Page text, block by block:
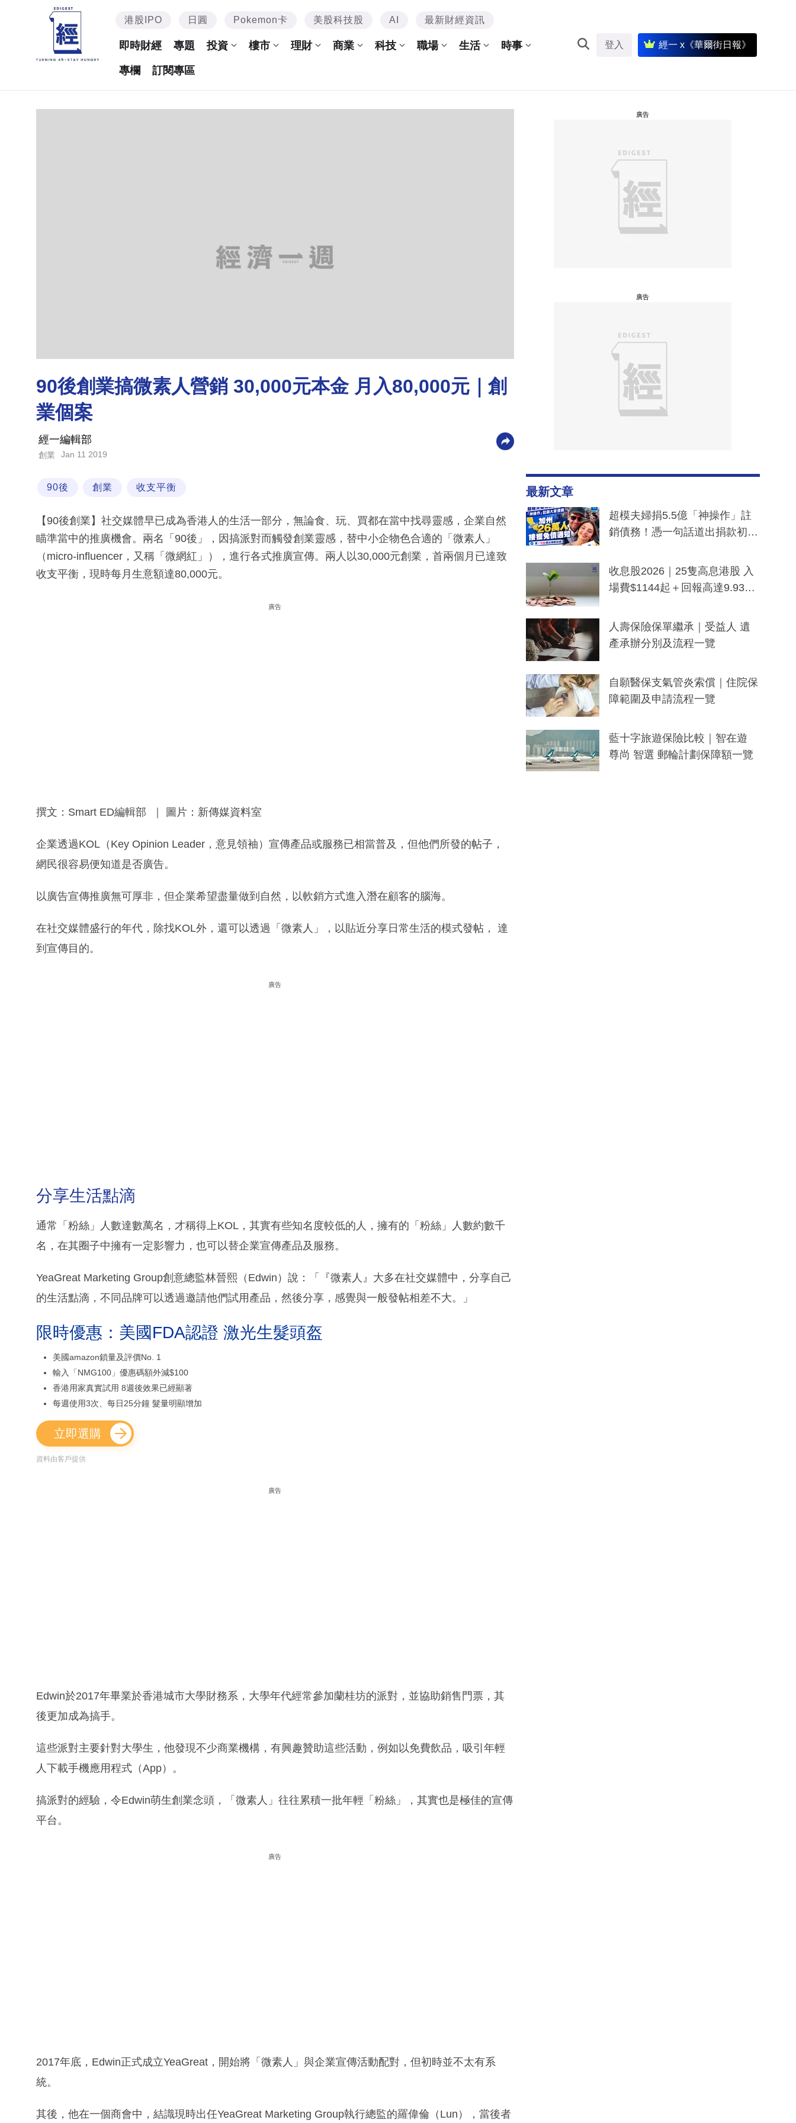
港股IPO 日圓 Pokemon卡 美股科技股 AI 最新財經資訊
即時財經 專題 投資 樓市 理財 商業 科技 職場 生活 時事
專欄 訂閱專區
登入 經一 x《華爾街日報》
90後創業搞微素人營銷 30,000元本金 月入80,000元｜創
業個案
經一編輯部
創業 Jan 11 2019
90後 創業 收支平衡
【90後創業】社交媒體早已成為香港人的生活一部分，無論食、玩、買都在當中找尋靈感，企業自然
瞄準當中的推廣機會。兩名「90後」，因搞派對而觸發創業靈感，替中小企物色合適的「微素人」
（micro-influencer，又稱「微網紅」），進行各式推廣宣傳。兩人以30,000元創業，首兩個月已達致
收支平衡，現時每月生意額達80,000元。
廣告
撰文：Smart ED編輯部 ｜ 圖片：新傳媒資料室
企業透過KOL（Key Opinion Leader，意見領袖）宣傳產品或服務已相當普及，但他們所發的帖子，
網民很容易便知道是否廣告。
以廣告宣傳推廣無可厚非，但企業希望盡量做到自然，以軟銷方式進入潛在顧客的腦海。
在社交媒體盛行的年代，除找KOL外，還可以透過「微素人」，以貼近分享日常生活的模式發帖， 達
到宣傳目的。
廣告
分享生活點滴
通常「粉絲」人數達數萬名，才稱得上KOL，其實有些知名度較低的人，擁有的「粉絲」人數約數千
名，在其圈子中擁有一定影響力，也可以替企業宣傳產品及服務。
YeaGreat Marketing Group創意總監林晉熙（Edwin）說：「『微素人』大多在社交媒體中，分享自己
的生活點滴，不同品牌可以透過邀請他們試用產品，然後分享，感覺與一般發帖相差不大。」
限時優惠：美國FDA認證 激光生髮頭盔
美國amazon鎖量及評價No. 1
輸入「NMG100」優惠碼額外減$100
香港用家真實試用 8週後效果已經顯著
每週使用3次、每日25分鐘 髮量明顯增加
立即選購
資料由客戶提供
廣告
Edwin於2017年畢業於香港城市大學財務系，大學年代經常參加蘭桂坊的派對，並協助銷售門票，其
後更加成為搞手。
這些派對主要針對大學生，他發現不少商業機構，有興趣贊助這些活動，例如以免費飲品，吸引年輕
人下載手機應用程式（App）。
搞派對的經驗，令Edwin萌生創業念頭，「微素人」往往累積一批年輕「粉絲」，其實也是極佳的宣傳
平台。
廣告
2017年底，Edwin正式成立YeaGreat，開始將「微素人」與企業宣傳活動配對，但初時並不太有系
統。
其後，他在一個商會中，結識現時出任YeaGreat Marketing Group執行總監的羅偉倫（Lun），當後者
廣告
廣告
最新文章
超模夫婦捐5.5億「神操作」註
銷債務！憑一句話道出捐款初
一度被誤當詐騙手段
收息股2026｜25隻高息港股 入
場費$1144起＋回報高達9.93
人壽保險保單繼承｜受益人 遺
產承辦分別及流程一覽
自願醫保支氣管炎索償｜住院保
障範圍及申請流程一覽
藍十字旅遊保險比較｜智在遊
尊尚 智選 郵輪計劃保障額一覽